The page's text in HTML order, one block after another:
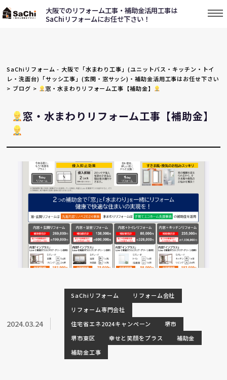
大阪でのリフォーム工事・補助金活用工事は
SaChiリフォームにお任せ下さい！
SaChiリフォーム - 大阪で「水まわり工事」(ユニットバス・キッチン・トイ
レ・洗面台)「サッシ工事」(玄関・窓サッシ)・補助金活用工事はお任せ下さい
> ブログ > 窓・水まわりリフォーム工事【補助金】
窓・水まわりリフォーム工事【補助金】
2024.03.24
SaChiリフォーム
リフォーム会社
リフォーム専門会社
住宅省エネ2024キャンペーン
堺市
堺市東区
幸せと笑顔をプラス
補助金
補助金工事